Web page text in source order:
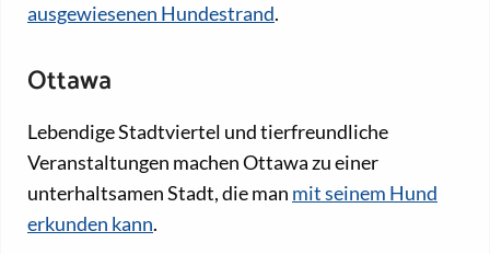
ausgewiesenen Hundestrand.
Ottawa
Lebendige Stadtviertel und tierfreundliche
Veranstaltungen machen Ottawa zu einer
unterhaltsamen Stadt, die man mit seinem Hund
erkunden kann.